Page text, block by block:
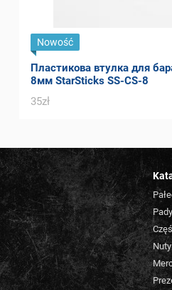
Nowość
Пластикова втулка для
8мм StarSticks SS-CS-8
35zł